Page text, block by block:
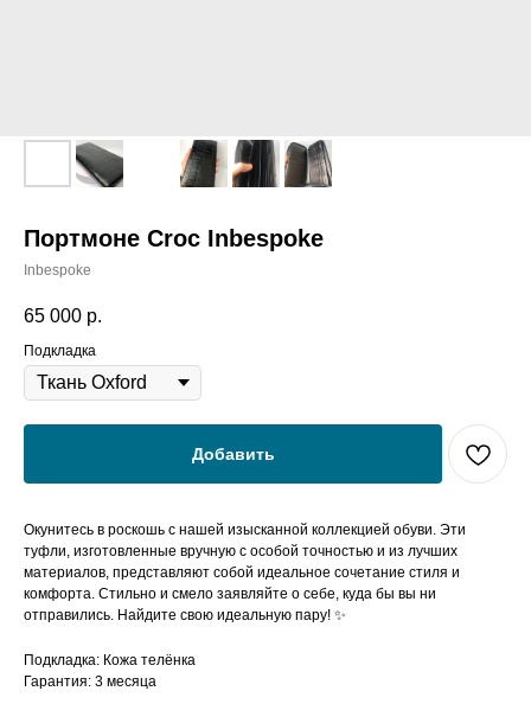
Портмоне Croc Inbespoke
Inbespoke
65 000 р.
Подкладка
Добавить
Окунитесь в роскошь с нашей изысканной коллекцией обуви. Эти
туфли, изготовленные вручную с особой точностью и из лучших
материалов, представляют собой идеальное сочетание стиля и
комфорта. Стильно и смело заявляйте о себе, куда бы вы ни
отправились. Найдите свою идеальную пару! ✨
Подкладка: Кожа телёнка
Гарантия: 3 месяца